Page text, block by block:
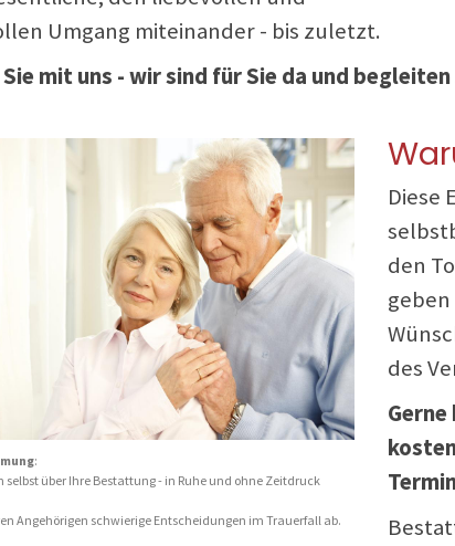
Umgang miteinander - bis zuletzt.
mit uns - wir sind für Sie da und
:
selbst über Ihre Bestattung - in Ruhe und ohne Zeitdruck
Angehörigen schwierige Entscheidungen im Trauerfall ab.
Diese
den
des